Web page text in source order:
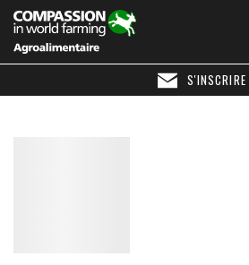
S'INSCRIRE